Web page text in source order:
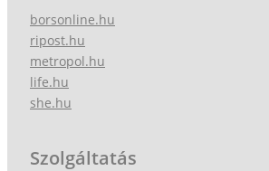
borsonline.hu
ripost.hu
metropol.hu
life.hu
she.hu
Szolgáltatás